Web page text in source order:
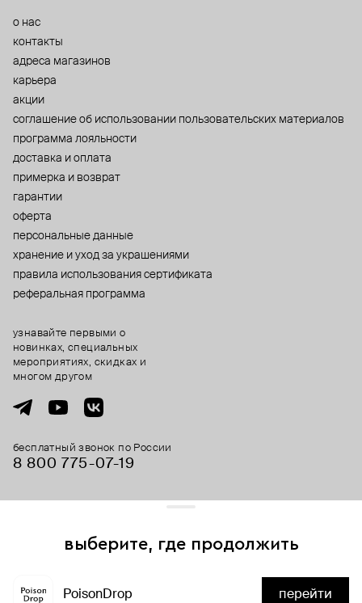
о нас
контакты
адреса магазинов
карьера
акции
cоглашение об использовании пользовательских материалов
программа лояльности
доставка и оплата
примерка и возврат
гарантии
оферта
персональные данные
хранение и уход за украшениями
правила использования сертификата
реферальная программа
бесплатный звонок по России
8 800 775⁠-07⁠-19
узнавайте первыми о
новинках, специальных
мероприятиях, скидках и
многом другом
выберите, где продолжить
PoisonDrop перейти
и сервисы аналитики. Продолжая его использование,